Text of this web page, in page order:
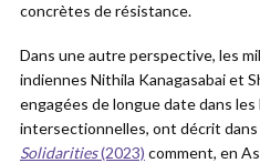
concrètes de résistance.
Dans une autre perspective, les
indiennes Nithila Kanagasabai et
engagées de longue date dans
intersectionnelles, ont décrit dans
Solidarities(2023) comment, en